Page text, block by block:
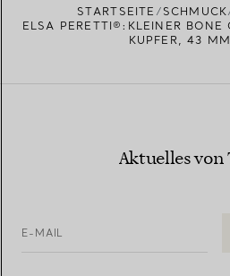
STARTSEITE SCHMUCK
ELSA PERETTI®:KLEINER BONE
KUPFER, 43
Aktuelles von
E-MAIL